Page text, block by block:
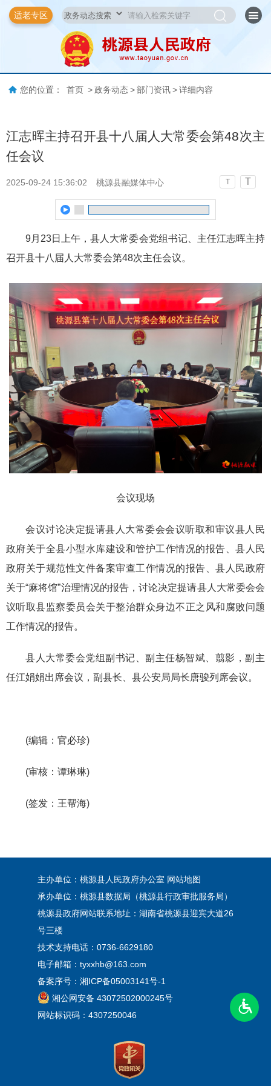
适老专区
您的位置： 首页 > 政务动态 > 部门资讯 > 详细内容
江志晖主持召开县十八届人大常委会第48次主
任会议
2025-09-24 15:36:02 桃源县融媒体中心 T T
9月23日上午，县人大常委会党组书记、主任江志晖主持
召开县十八届人大常委会第48次主任会议。
会议现场
会议讨论决定提请县人大常委会会议听取和审议县人民
政府关于全县小型水库建设和管护工作情况的报告、县人民
政府关于规范性文件备案审查工作情况的报告、县人民政府
关于“麻将馆”治理情况的报告，讨论决定提请县人大常委会会
议听取县监察委员会关于整治群众身边不正之风和腐败问题
工作情况的报告。
县人大常委会党组副书记、副主任杨智斌、翦影，副主
任江娟娟出席会议，副县长、县公安局局长唐骏列席会议。
(编辑：官必珍)
(审核：谭琳琳)
(签发：王帮海)
主办单位：桃源县人民政府办公室 网站地图
承办单位：桃源县数据局（桃源县行政审批服务局）
桃源县政府网站联系地址：湖南省桃源县迎宾大道26
号三楼
技术支持电话：0736-6629180
电子邮箱：tyxxhb@163.com
备案序号： 湘ICP备05003141号-1
湘公网安备 43072502000245号
网站标识码：4307250046